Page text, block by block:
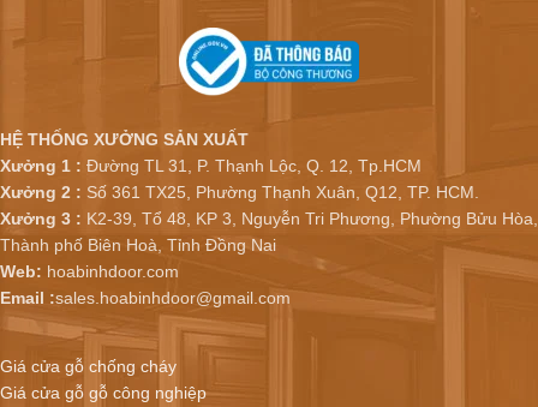
HỆ THỐNG XƯỞNG SẢN XUẤT
Xưởng 1 : Đường TL 31, P. Thạnh Lộc, Q. 12, Tp.HCM
Xưởng 2 : Số 361 TX25, Phường Thạnh Xuân, Q12, TP. HCM.
Xưởng 3 : K2-39, Tổ 48, KP 3, Nguyễn Tri Phương, Phường Bửu Hòa,
Thành phố Biên Hoà, Tỉnh Đồng Nai
Web: hoabinhdoor.com
Email :sales.hoabinhdoor@gmail.com
Giá cửa gỗ chống cháy
Giá cửa gỗ gỗ công nghiệp